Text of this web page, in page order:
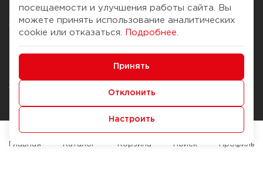
О компании
История Компании
Журнал
Наши марки
Брендирование
Помощь
Доставка и оплата
Способы оплаты
Служба контроля качества
посещаемости и улучшения работы сайта. Вы
можете принять использование аналитических
cookie или отказаться.
Подробнее
Принять
Отклонить
Настроить
Главная Каталог Корзина Поиск Профиль